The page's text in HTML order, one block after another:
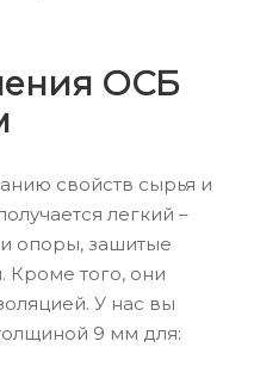
ОСБ
свойств сырья и
легкий –
и опоры, зашитые
Кроме того, они
У нас вы
9 мм для: